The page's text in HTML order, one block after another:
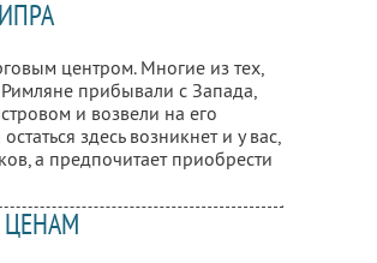
центром. Многие из тех,
Римляне прибывали с Запада,
и возвели на его
здесь возникнет и у вас,
а предпочитает приобрести